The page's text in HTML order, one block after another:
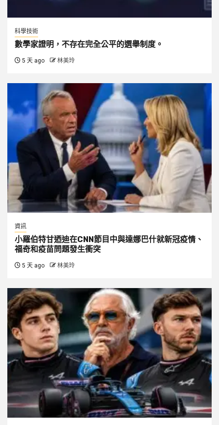
科學技術
數學家證明，不存在完全公平的選舉制度。
5 天 ago 林美玲
資訊
小羅伯特甘迺迪在CNN節目中與達娜巴什就新冠疫情、
福奇和疫苗問題發生衝突
5 天 ago 林美玲